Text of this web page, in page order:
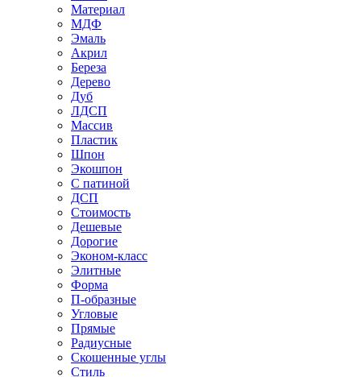
Материал
МДФ
Эмаль
Акрил
Береза
Дерево
Дуб
ЛДСП
Массив
Пластик
Шпон
Экошпон
С патиной
ДСП
Стоимость
Дешевые
Дорогие
Эконом-класс
Элитные
Форма
П-образные
Угловые
Прямые
Радиусные
Скошенные углы
Стиль